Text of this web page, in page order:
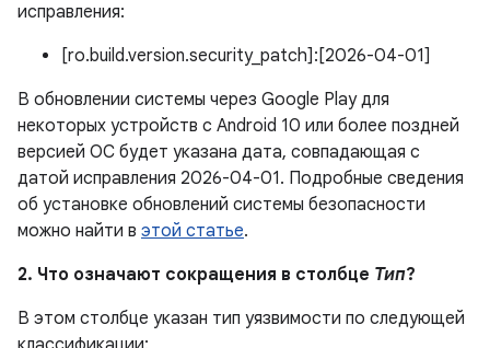
исправления:
[ro.build.version.security_patch]:[2026-04-01]
В обновлении системы через Google Play для
некоторых устройств с Android 10 или более поздней
версией ОС будет указана дата, совпадающая с
датой исправления 2026-04-01. Подробные сведения
об установке обновлений системы безопасности
можно найти в этой статье.
2. Что означают сокращения в столбце Тип?
В этом столбце указан тип уязвимости по следующей